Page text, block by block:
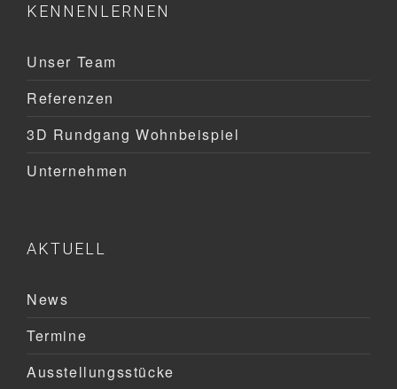
KENNENLERNEN
Unser Team
Referenzen
3D Rundgang Wohnbeispiel
Unternehmen
AKTUELL
News
Termine
Ausstellungsstücke